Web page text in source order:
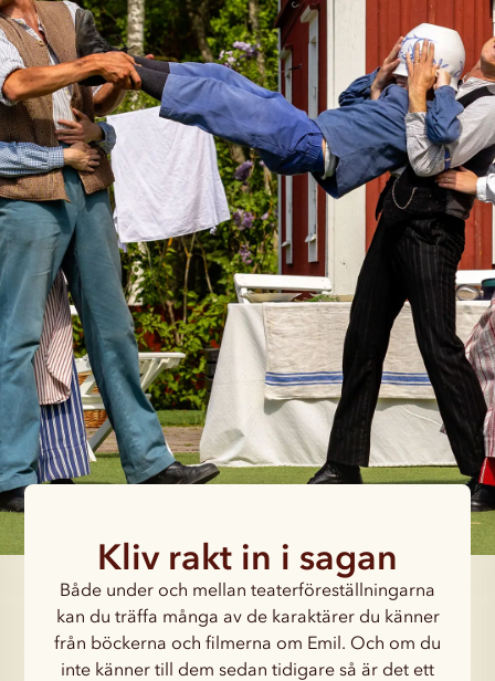
Kliv rakt in i sagan
Både under och mellan teaterföreställningarna
kan du träffa många av de karaktärer du känner
från böckerna och filmerna om Emil. Och om du
inte känner till dem sedan tidigare så är det ett